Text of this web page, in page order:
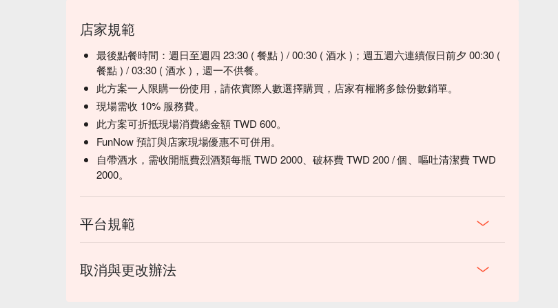
店家規範
最後點餐時間：週日至週四 23:30 ( 餐點 ) / 00:30 ( 酒水 )；週五週六連續假日前夕 00:30 (
餐點 ) / 03:30 ( 酒水 )，週一不供餐。
此方案一人限購一份使用，請依實際人數選擇購買，店家有權將多餘份數銷單。
現場需收 10% 服務費。
此方案可折抵現場消費總金額 TWD 600。
FunNow 預訂與店家現場優惠不可併用。
自帶酒水，需收開瓶費烈酒類每瓶 TWD 2000、破杯費 TWD 200 / 個、嘔吐清潔費 TWD
2000。
平台規範
取消與更改辦法